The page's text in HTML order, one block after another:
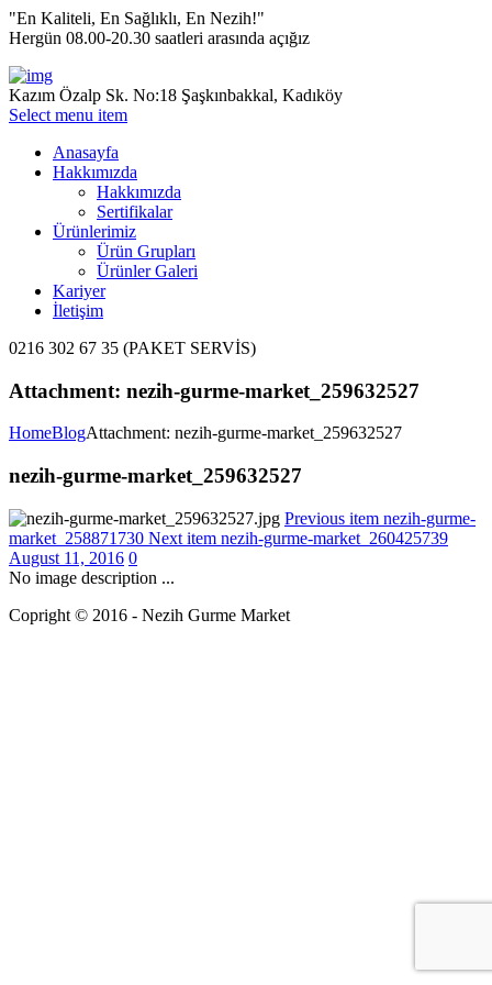
"En Kaliteli, En Sağlıklı, En Nezih!"
Hergün 08.00-20.30 saatleri arasında açığız
Kazım Özalp Sk. No:18 Şaşkınbakkal, Kadıköy
Select menu item
Anasayfa
Hakkımızda
Hakkımızda
Sertifikalar
Ürünlerimiz
Ürün Grupları
Ürünler Galeri
Kariyer
İletişim
0216 302 67 35 (PAKET SERVİS)
Attachment: nezih-gurme-market_259632527
HomeBlogAttachment: nezih-gurme-market_259632527
nezih-gurme-market_259632527
Previous item nezih-gurme-
market_258871730 Next item nezih-gurme-market_260425739
August 11, 2016 0
No image description ...
Copright © 2016 - Nezih Gurme Market